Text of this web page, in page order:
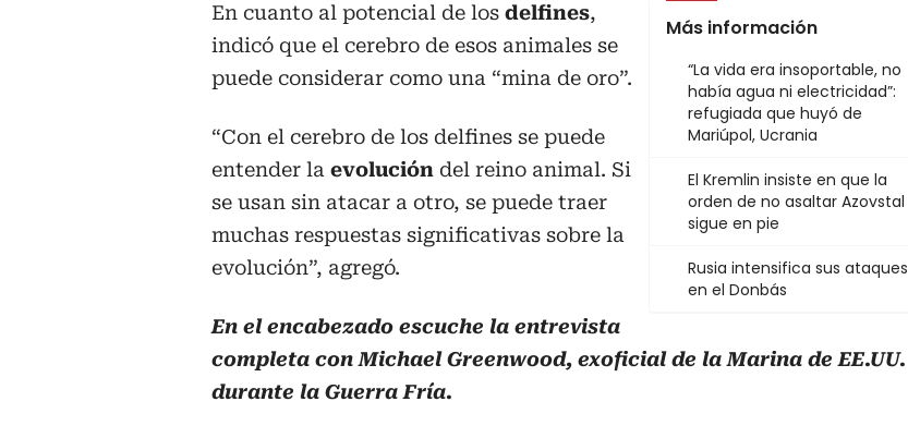
Más información
“La vida era insoportable, no
había agua ni electricidad”:
refugiada que huyó de
Mariúpol, Ucrania
El Kremlin insiste en que la
orden de no asaltar Azovstal
sigue en pie
Rusia intensifica sus ataques
en el Donbás
En cuanto al potencial de los delfines,
indicó que el cerebro de esos animales se
puede considerar como una “mina de oro”.
“Con el cerebro de los delfines se puede
entender la evolución del reino animal. Si
se usan sin atacar a otro, se puede traer
muchas respuestas significativas sobre la
evolución”, agregó.
En el encabezado escuche la entrevista
completa con Michael Greenwood, exoficial de la Marina de EE.UU.
durante la Guerra Fría.